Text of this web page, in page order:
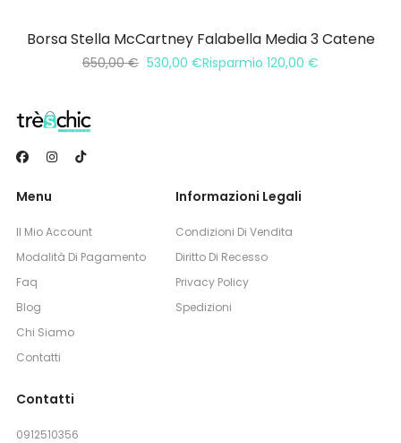
Borsa Stella McCartney Falabella Media 3 Catene
650,00€ 530,00 €Risparmio 120,00 €
Menu
Il Mio Account
Modalità Di Pagamento
Faq
Blog
Chi Siamo
Contatti
Informazioni Legali
Condizioni Di Vendita
Diritto Di Recesso
Privacy Policy
Spedizioni
Contatti
0912510356